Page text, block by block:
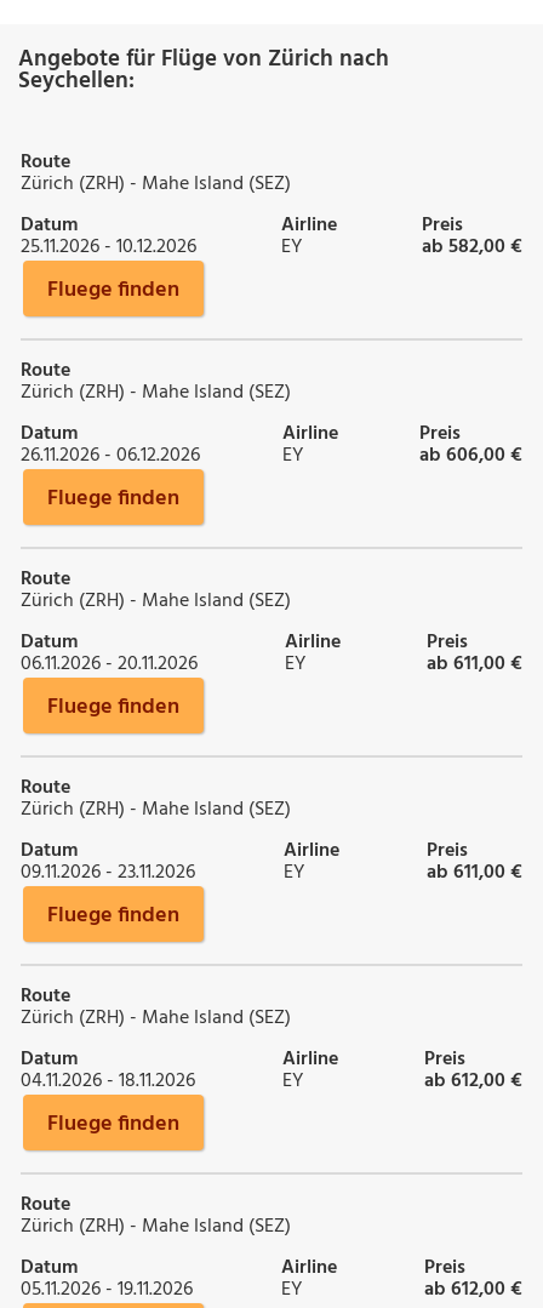
Angebote für Flüge von Zürich nach
Seychellen:
Route
Zürich (ZRH) - Mahe Island (SEZ)
Datum
25.11.2026 - 10.12.2026
Airline
EY
Preis
ab 582,00 €
Fluege finden
Route
Zürich (ZRH) - Mahe Island (SEZ)
Datum
26.11.2026 - 06.12.2026
Airline
EY
Preis
ab 606,00 €
Fluege finden
Route
Zürich (ZRH) - Mahe Island (SEZ)
Datum
06.11.2026 - 20.11.2026
Airline
EY
Preis
ab 611,00 €
Fluege finden
Route
Zürich (ZRH) - Mahe Island (SEZ)
Datum
09.11.2026 - 23.11.2026
Airline
EY
Preis
ab 611,00 €
Fluege finden
Route
Zürich (ZRH) - Mahe Island (SEZ)
Datum
04.11.2026 - 18.11.2026
Airline
EY
Preis
ab 612,00 €
Fluege finden
Route
Zürich (ZRH) - Mahe Island (SEZ)
Datum
05.11.2026 - 19.11.2026
Airline
EY
Preis
ab 612,00 €